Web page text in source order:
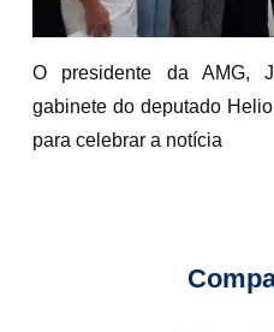
O presidente da AMG,
gabinete do deputado
para celebrar a notícia